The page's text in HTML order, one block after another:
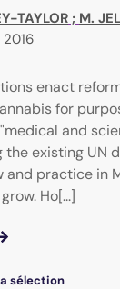
TAYLOR ; M.
2016
enact
for
and
the existing UN
and practice in
Ho[...]
sélection